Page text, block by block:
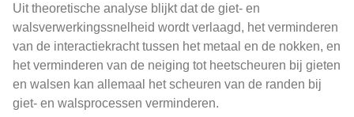
Uit theoretische analyse blijkt dat de giet- en
walsverwerkingssnelheid wordt verlaagd, het verminderen
van de interactiekracht tussen het metaal en de nokken, en
het verminderen van de neiging tot heetscheuren bij gieten
en walsen kan allemaal het scheuren van de randen bij
giet- en walsprocessen verminderen.